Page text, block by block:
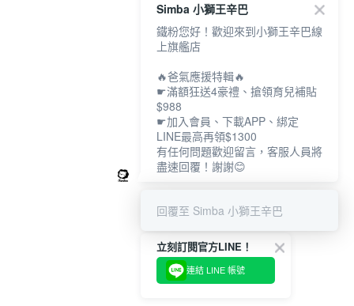
立刻訂閱官方LINE！
連結 LINE 帳號
Simba 小獅王辛巴
鐵粉您好！歡迎來到小獅王辛巴線
上旗艦店
🔥爸氣應援特輯🔥
☛滿額狂送4豪禮、搶領育兒補貼
$988
☛加入會員、下載APP、綁定
LINE最高再領$1300
有任何問題歡迎留言，客服人員將
盡速回覆！謝謝😊
回覆至 Simba 小獅王辛巴